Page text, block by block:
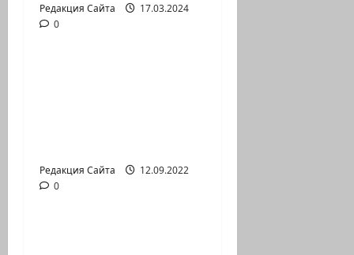
Редакция Сайта
17.03.2024
0Новости на сайте (архив)
Редакция Сайта
12.09.2022
0Новости на сайте (архив)